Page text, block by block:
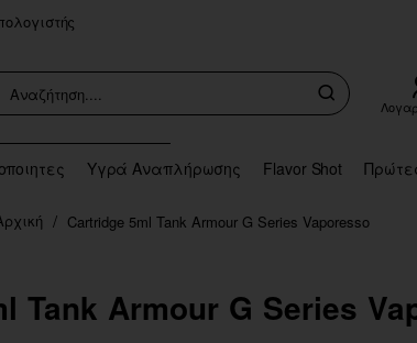
Υγρά Αναπλήρωσης Flavor Shot
Tank Armour G Series
home
Cartridge 5ml Tank Armour G Series Vaporesso